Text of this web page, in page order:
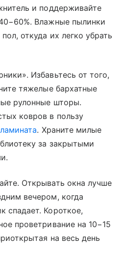
и поддерживайте
Влажные пылинки
откуда их легко убрать
Избавьтесь от того,
тяжелые бархатные
рулонные шторы.
ковров в пользу
. Храните милые
за закрытыми
Открывать окна лучше
вечером, когда
спадает. Короткое,
проветривание на 10−15
на весь день